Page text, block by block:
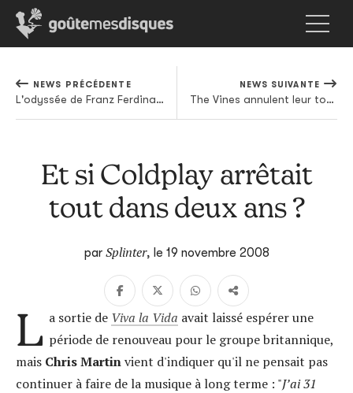
NEWS PRÉCÉDENTE
L'odyssée de Franz Ferdinand en écoute
NEWS SUIVANTE
The Vines annulent leur tournée
Et si Coldplay arrêtait
tout dans deux ans ?
par Splinter, le 19 novembre 2008
L a sortie de Viva la Vida avait laissé espérer une
période de renouveau pour le groupe britannique,
mais Chris Martinvient d'indiquer qu'il ne pensait pas
continuer à faire de la musique à long terme : "J’ai 31